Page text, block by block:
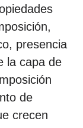
presencia
la capa de
de
crecen